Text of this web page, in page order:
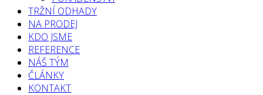
TRŽNÍ ODHADY
NA PRODEJ
KDO JSME
REFERENCE
NÁŠ TÝM
ČLÁNKY
KONTAKT